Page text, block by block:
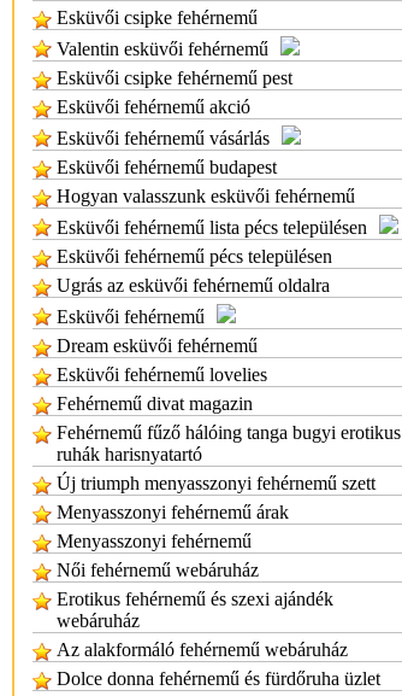
Esküvői csipke fehérnemű
Valentin esküvői fehérnemű
Esküvői csipke fehérnemű pest
Esküvői fehérnemű akció
Esküvői fehérnemű vásárlás
Esküvői fehérnemű budapest
Hogyan valasszunk esküvői fehérnemű
Esküvői fehérnemű lista pécs településen
Esküvői fehérnemű pécs településen
Ugrás az esküvői fehérnemű oldalra
Esküvői fehérnemű
Dream esküvői fehérnemű
Esküvői fehérnemű lovelies
Fehérnemű divat magazin
Fehérnemű fűző hálóing tanga bugyi erotikus
ruhák harisnyatartó
Új triumph menyasszonyi fehérnemű szett
Menyasszonyi fehérnemű árak
Menyasszonyi fehérnemű
Női fehérnemű webáruház
Erotikus fehérnemű és szexi ajándék
webáruház
Az alakformáló fehérnemű webáruház
Dolce donna fehérnemű és fürdőruha üzlet